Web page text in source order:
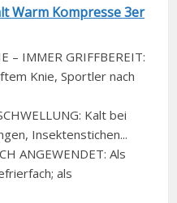
Warm Kompresse 3er
– IMMER GRIFFBEREIT:
Knie, Sportler nach
Kalt bei
Insektenstichen...
ANGEWENDET: Als
als